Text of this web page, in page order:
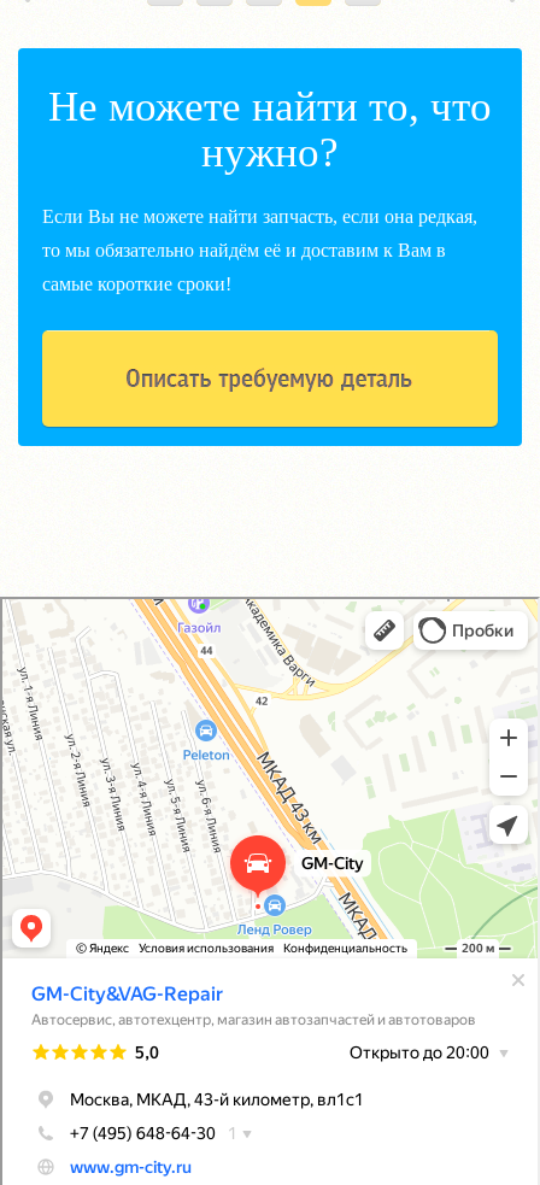
Не можете найти то, что
нужно?
Если Вы не можете найти запчасть, если она редкая,
то мы обязательно найдём её и доставим к Вам в
самые короткие сроки!
GM-City&VAG-Repair
Автосервис, автотехцентр в Москве
Магазин автозапчастей и автотоваров в Москве